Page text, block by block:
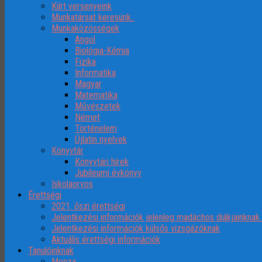
Kiírt versenyeink
Munkatársat keresünk..
Munkaközösségek
Angol
Biológia-Kémia
Fizika
Informatika
Magyar
Matematika
Művészetek
Német
Történelem
Újlatin nyelvek
Könyvtár
Könyvtári hírek
Jubileumi évkönyv
Iskolaorvos
Érettségi
2021. őszi érettségi
Jelentkezési információk jelenleg madáchos
Jelentkezési információk külsős vizsgázóknak
Aktuális érettségi információk
Tanulóinknak